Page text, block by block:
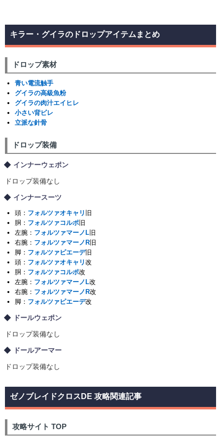
キラー・グイラのドロップアイテムまとめ
ドロップ素材
青い電流触手
グイラの高級魚粉
グイラの肉汁エイヒレ
小さい背ビレ
立派な針骨
ドロップ装備
インナーウェポン
ドロップ装備なし
インナースーツ
頭： フォルツァオキャリ 旧
胴： フォルツァコルポ 旧
左腕： フォルツァマーノL 旧
右腕： フォルツァマーノR 旧
脚： フォルツァピエーデ旧
頭： フォルツァオキャリ改
胴： フォルツァコルポ改
左腕： フォルツァマーノL改
右腕： フォルツァマーノR改
脚： フォルツァピエーデ改
ドールウェポン
ドロップ装備なし
ドールアーマー
ドロップ装備なし
ゼノブレイドクロスDE 攻略関連記事
攻略サイト TOP